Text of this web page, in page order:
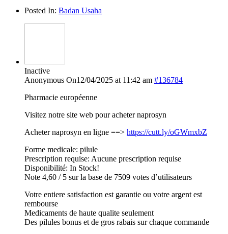
Posted In: Badan Usaha
Inactive
Anonymous On12/04/2025 at 11:42 am #136784
Pharmacie européenne
Visitez notre site web pour acheter naprosyn
Acheter naprosyn en ligne ==> https://cutt.ly/oGWmxbZ
Forme medicale: pilule
Prescription requise: Aucune prescription requise
Disponibilité: In Stock!
Note 4,60 / 5 sur la base de 7509 votes d’utilisateurs
Votre entiere satisfaction est garantie ou votre argent est
rembourse
Medicaments de haute qualite seulement
Des pilules bonus et de gros rabais sur chaque commande